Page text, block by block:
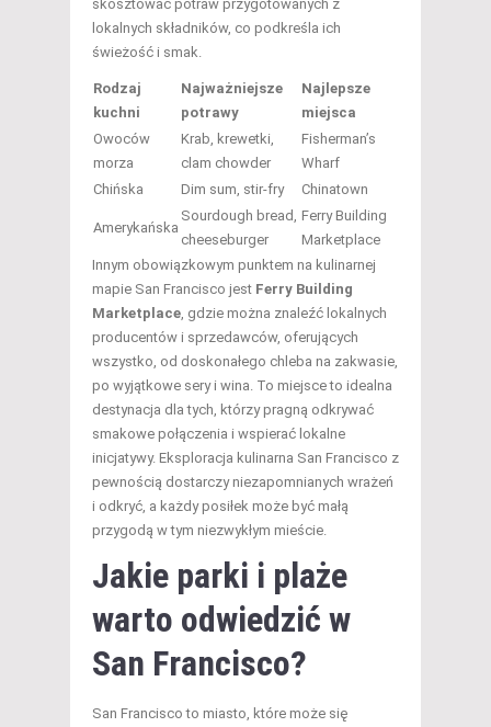
skosztować potraw przygotowanych z
lokalnych składników, co podkreśla ich
świeżość i smak.
Rodzaj
kuchni
Najważniejsze
potrawy
Najlepsze
miejsca
Owoców
morza
Krab, krewetki,
clam chowder
Fisherman’s
Wharf
Chińska
Dim sum, stir-fry Chinatown
Amerykańska
Sourdough bread,
cheeseburger
Ferry Building
Marketplace
Innym obowiązkowym punktem na kulinarnej
mapie San Francisco jest Ferry Building
Marketplace , gdzie można znaleźć lokalnych
producentów i sprzedawców, oferujących
wszystko, od doskonałego chleba na zakwasie,
po wyjątkowe sery i wina. To miejsce to idealna
destynacja dla tych, którzy pragną odkrywać
smakowe połączenia i wspierać lokalne
inicjatywy. Eksploracja kulinarna San Francisco z
pewnością dostarczy niezapomnianych wrażeń
i odkryć, a każdy posiłek może być małą
przygodą w tym niezwykłym mieście.
Jakie parki i plaże
warto odwiedzić w
San Francisco?
San Francisco to miasto, które może się